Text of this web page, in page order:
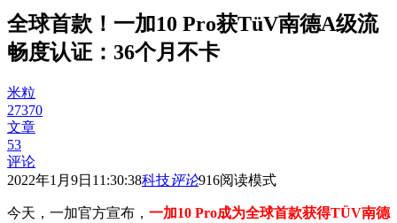
全球首款！一加10 Pro获TüV南德A级流
畅度认证：36个月不卡
米粒
27370
文章
53
评论
2022年1月9日11:30:38科技评论916阅读模式
今天，一加官方宣布， 一加10 Pro成为全球首款获得TÜV南德